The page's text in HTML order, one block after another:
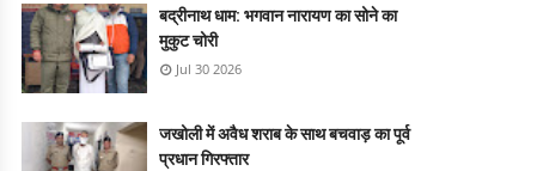
बद्रीनाथ धाम: भगवान नारायण का सोने का
मुकुट चोरी
Jul 30 2026
जखोली में अवैध शराब के साथ बचवाड़ का पूर्व
प्रधान गिरफ्तार